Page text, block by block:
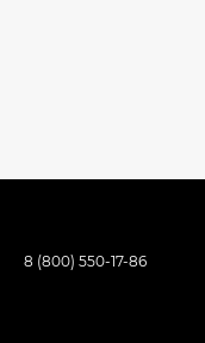
8 (800) 550-17-86